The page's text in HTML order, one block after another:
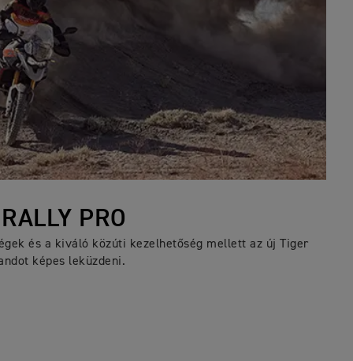
PRO
és a kiváló közúti kezelhetőség mellett az új Tiger
képes leküzdeni.